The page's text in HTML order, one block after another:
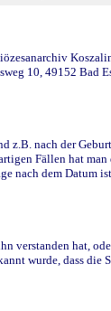
10, 49152 Bad
nach der
Fällen hat
dem Datum
hat,
wurde, dass